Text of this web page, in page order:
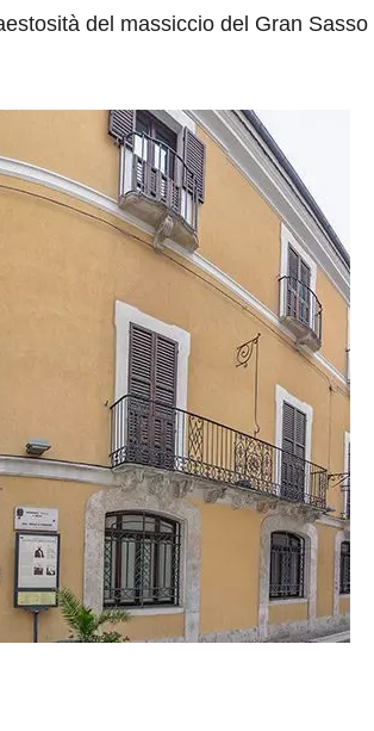
del massiccio del Gran Sasso
eventi
Eventi di aprile 2026 a
Rimini e dintorni
Marzo 31, 2026